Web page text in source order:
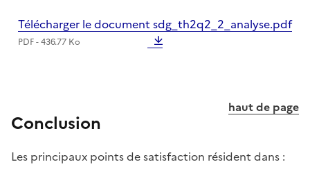
Télécharger le document sdg_th2q2_2_analyse.pdf
PDF - 436.77 Ko
haut de page
Conclusion
Les principaux points de satisfaction résident dans :